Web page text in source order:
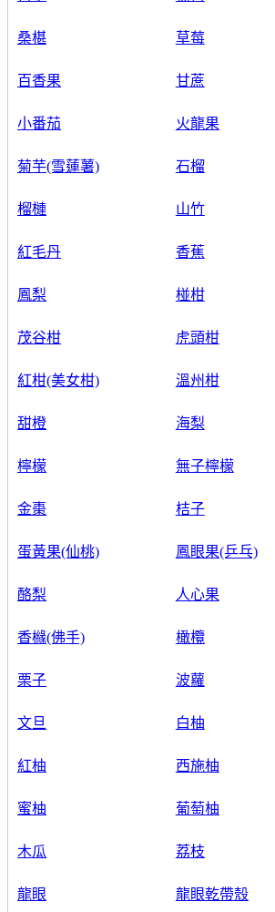
桑椹 草莓
百香果 甘蔗
小番茄 火龍果
菊芋(雪蓮薯) 石榴
榴槤 山竹
紅毛丹 香蕉
鳳梨 椪柑
茂谷柑 虎頭柑
紅柑(美女柑) 溫州柑
甜橙 海梨
檸檬 無子檸檬
金棗 桔子
蛋黃果(仙桃) 鳳眼果(乒乓)
酪梨 人心果
香櫞(佛手) 橄欖
栗子 波蘿
文旦 白柚
紅柚 西施柚
蜜柚 葡萄柚
木瓜 荔枝
龍眼 龍眼乾帶殼